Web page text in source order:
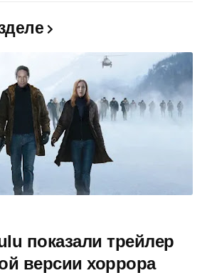
показали трейлер
версии хоррора